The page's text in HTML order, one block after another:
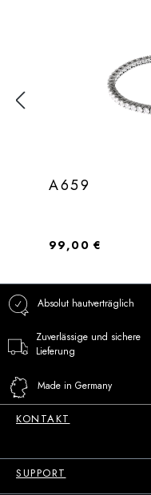
A659
Regulärer Preis:
99,00 €
Absolut hautverträglich
Zuverlässige und sichere
Lieferung
Made in Germany
KONTAKT
SUPPORT